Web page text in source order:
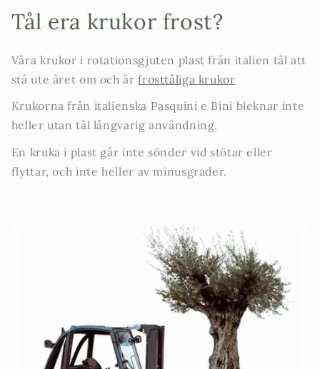
Tål era krukor frost?
Våra krukor i rotationsgjuten plast från italien tål att
stå ute året om och ärfrosttåliga krukor
Krukorna från italienska Pasquini e Bini bleknar inte
heller utan tål långvarig användning.
En kruka i plast går inte sönder vid stötar eller
flyttar, och inte heller av minusgrader.